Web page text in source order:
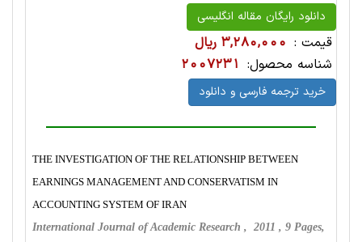
دانلود رایگان مقاله انگلیسی
قیمت : 3,280,000 ریال
شناسه محصول: 2007231
خرید ترجمه فارسی و دانلود
THE INVESTIGATION OF THE RELATIONSHIP BETWEEN
EARNINGS MANAGEMENT AND CONSERVATISM IN
ACCOUNTING SYSTEM OF IRAN
International Journal of Academic Research , 2011 , 9 Pages,